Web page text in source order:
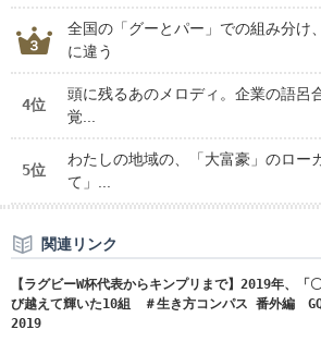
全国の「グーとパー」での組み分け
に違う
4位
頭に残るあのメロディ。企業の語呂
覚...
5位
わたしの地域の、「大富豪」のロー
て」...
関連リンク
【ラグビーW杯代表からキンプリまで】2019年、「
び越えて輝いた10組 ＃生き方コンパス 番外編
2019